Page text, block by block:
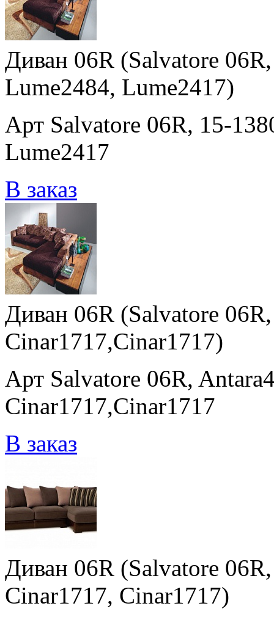
Диван 06R (Salvatore
Lume2484, Lume2417)
Арт Salvatore 06R, 15-
Lume2417
В заказ
Диван 06R (Salvatore
Cinar1717,Cinar1717)
Арт Salvatore 06R,
Cinar1717,Cinar1717
В заказ
Диван 06R (Salvatore
Cinar1717, Cinar1717)